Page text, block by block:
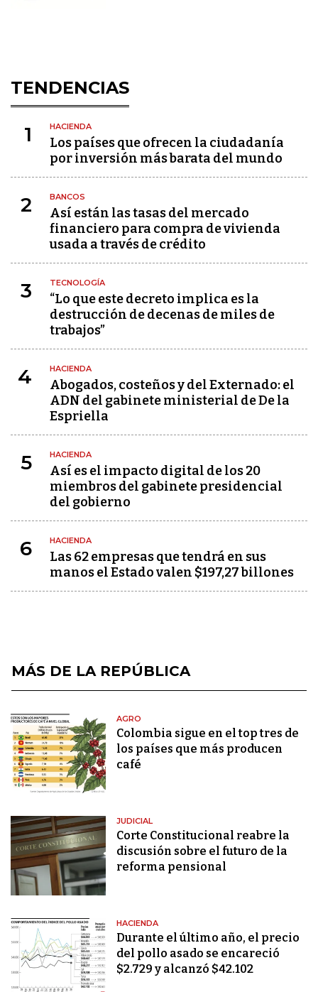
TENDENCIAS
1 HACIENDA
Los países que ofrecen la ciudadanía
por inversión más barata del mundo
2 BANCOS
Así están las tasas del mercado
financiero para compra de vivienda
usada a través de crédito
3 TECNOLOGÍA
“Lo que este decreto implica es la
destrucción de decenas de miles de
trabajos”
4 HACIENDA
Abogados, costeños y del Externado: el
ADN del gabinete ministerial de De la
Espriella
5 HACIENDA
Así es el impacto digital de los 20
miembros del gabinete presidencial
del gobierno
6 HACIENDA
Las 62 empresas que tendrá en sus
manos el Estado valen $197,27 billones
MÁS DE LA REPÚBLICA
AGRO
Colombia sigue en el top tres de
los países que más producen
café
JUDICIAL
Corte Constitucional reabre la
discusión sobre el futuro de la
reforma pensional
HACIENDA
Durante el último año, el precio
del pollo asado se encareció
$2.729 y alcanzó $42.102